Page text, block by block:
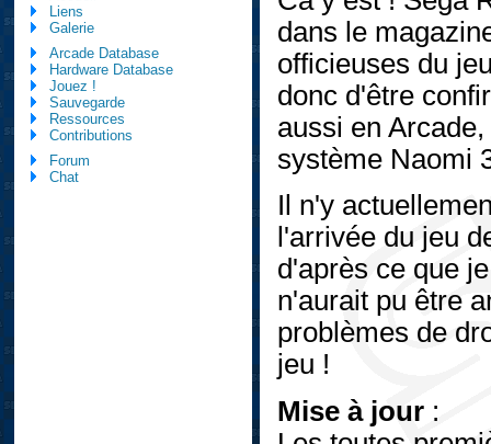
dans le
officieuses du
donc d'être
aussi en
système Naomi
Il n'y
l'arrivée du jeu
d'après ce que
n'aurait pu être
problèmes de
jeu !
Mise à jour:
Liens
Galerie
Arcade Database
Hardware Database
Jouez !
Sauvegarde
Ressources
Contributions
Forum
Chat